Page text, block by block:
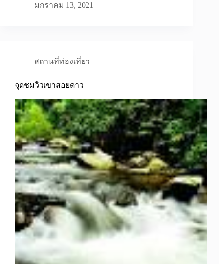
มกราคม 13, 2021
สถานที่ท่องเที่ยว
จุดชมวิวเขาสอยดาว